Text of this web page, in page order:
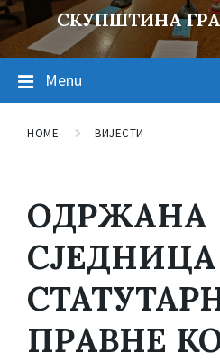
СКУПШТИНА
Menu
HOME ВИЈЕСТИ
ОДРЖАНА
СЈЕДНИЦА
ПРАВНЕ